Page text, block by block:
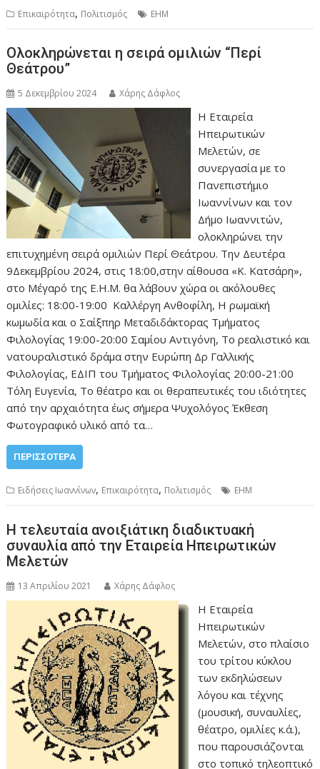
Επικαιρότητα, Πολιτισμός ΕΗΜ
Ολοκληρώνεται η σειρά ομιλιών “Περί
Θεάτρου”
5 Δεκεμβρίου 2024 Χάρης Δάφλος
Η Εταιρεία
Ηπειρωτικών
Μελετών, σε
συνεργασία με το
Πανεπιστήμιο
Ιωαννίνων και τον
Δήμο Ιωαννιτών,
ολοκληρώνει την
επιτυχημένη σειρά ομιλιών Περί Θεάτρου. Την Δευτέρα
9Δεκεμβρίου 2024, στις 18:00,στην αίθουσα «Κ. Κατσάρη»,
στο Μέγαρό της Ε.Η.Μ. θα λάβουν χώρα οι ακόλουθες
ομιλίες: 18:00-19:00 Καλλέργη Ανθοφίλη, Η ρωμαϊκή
κωμωδία και ο Σαίξπηρ Μεταδιδάκτορας Τμήματος
Φιλολογίας 19:00-20:00 Σαμίου Αντιγόνη, Το ρεαλιστικό και
νατουραλιστικό δράμα στην Ευρώπη Δρ Γαλλικής
Φιλολογίας, ΕΔΙΠ του Τμήματος Φιλολογίας 20:00-21:00
Τόλη Ευγενία, Το θέατρο και οι θεραπευτικές του ιδιότητες
από την αρχαιότητα έως σήμερα Ψυχολόγος Έκθεση
Φωτογραφικό υλικό από τα…
ΠΕΡΙΣΣΌΤΕΡΑ
Ειδήσεις Ιωαννίνων, Επικαιρότητα, Πολιτισμός ΕΗΜ
Η τελευταία ανοιξιάτικη διαδικτυακή
συναυλία από την Εταιρεία Ηπειρωτικών
Μελετών
13 Απριλίου 2021 Χάρης Δάφλος
Η Εταιρεία
Ηπειρωτικών
Μελετών, στο πλαίσιο
του τρίτου κύκλου
των εκδηλώσεων
λόγου και τέχνης
(μουσική, συναυλίες,
θέατρο, ομιλίες κ.ά.),
που παρουσιάζονται
στο τοπικό τηλεοπτικό